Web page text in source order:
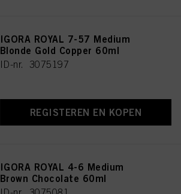
IGORA ROYAL 7-57 Medium
Blonde Gold Copper 60ml
ID-nr. 3075197
REGISTEREN EN KOPEN
IGORA ROYAL 4-6 Medium
Brown Chocolate 60ml